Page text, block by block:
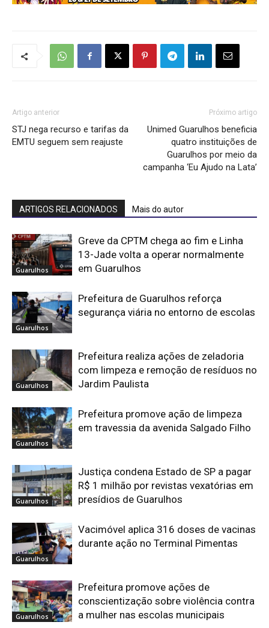
Artigo anterior
STJ nega recurso e tarifas da
EMTU seguem sem reajuste
Próximo artigo
Unimed Guarulhos beneficia
quatro instituições de
Guarulhos por meio da
campanha ‘Eu Ajudo na Lata’
ARTIGOS RELACIONADOS Mais do autor
Guarulhos
Greve da CPTM chega ao fim e Linha
13-Jade volta a operar normalmente
em Guarulhos
Guarulhos
Prefeitura de Guarulhos reforça
segurança viária no entorno de escolas
Guarulhos
Prefeitura realiza ações de zeladoria
com limpeza e remoção de resíduos no
Jardim Paulista
Guarulhos
Prefeitura promove ação de limpeza
em travessia da avenida Salgado Filho
Guarulhos
Justiça condena Estado de SP a pagar
R$ 1 milhão por revistas vexatórias em
presídios de Guarulhos
Guarulhos
Vacimóvel aplica 316 doses de vacinas
durante ação no Terminal Pimentas
Guarulhos
Prefeitura promove ações de
conscientização sobre violência contra
a mulher nas escolas municipais